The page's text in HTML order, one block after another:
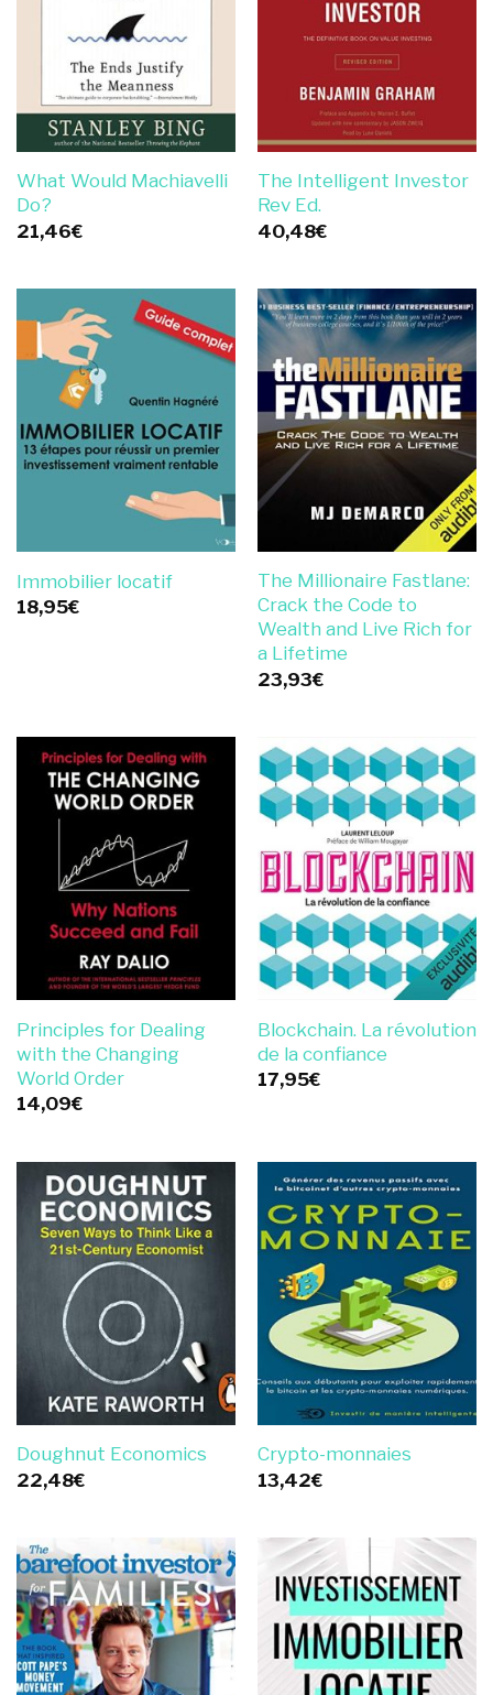
What Would Machiavelli
Do?
21,46€
The Intelligent Investor
Rev Ed.
40,48€
Immobilier locatif
18,95€
The Millionaire Fastlane:
Crack the Code to
Wealth and Live Rich for
a Lifetime
23,93€
Principles for Dealing
with the Changing
World Order
14,09€
Blockchain. La révolution
de la confiance
17,95€
Doughnut Economics
22,48€
Crypto-monnaies
13,42€